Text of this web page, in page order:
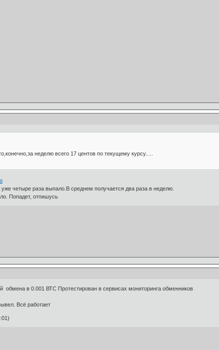
неделю всего 17 центов по текущему курсу.....
четыре раза выпало.В среднем получается два раза в неделю.
Попадет, отпишусь
в 0.001 ВТС Протестирован в сервисах мониторинга обменников
Всё работает